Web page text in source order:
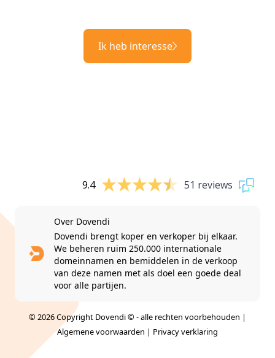
Ik heb interesse
9.4 51 reviews
Over Dovendi
Dovendi brengt koper en verkoper bij elkaar.
We beheren ruim 250.000 internationale
domeinnamen en bemiddelen in de verkoop
van deze namen met als doel een goede deal
voor alle partijen.
© 2026 Copyright Dovendi © - alle rechten voorbehouden |
Algemene voorwaarden | Privacy verklaring